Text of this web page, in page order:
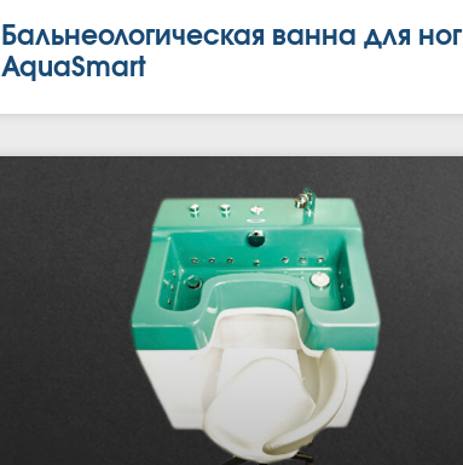
Бальнеологическая ванна для ног
AquaSmart